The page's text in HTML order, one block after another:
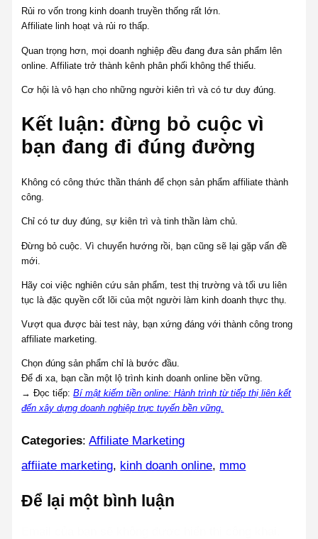
Rủi ro vốn trong kinh doanh truyền thống rất lớn.
Affiliate linh hoạt và rủi ro thấp.
Quan trọng hơn, mọi doanh nghiệp đều đang đưa sản phẩm lên
online. Affiliate trở thành kênh phân phối không thể thiếu.
Cơ hội là vô hạn cho những người kiên trì và có tư duy đúng.
Kết luận: đừng bỏ cuộc vì
bạn đang đi đúng đường
Không có công thức thần thánh để chọn sản phẩm affiliate thành
công.
Chỉ có tư duy đúng, sự kiên trì và tinh thần làm chủ.
Đừng bỏ cuộc. Vì chuyển hướng rồi, bạn cũng sẽ lại gặp vấn đề
mới.
Hãy coi việc nghiên cứu sản phẩm, test thị trường và tối ưu liên
tục là đặc quyền cốt lõi của một người làm kinh doanh thực thụ.
Vượt qua được bài test này, bạn xứng đáng với thành công trong
affiliate marketing.
Chọn đúng sản phẩm chỉ là bước đầu.
Để đi xa, bạn cần một lộ trình kinh doanh online bền vững.
→ Đọc tiếp:Bí mật kiếm tiền online: Hành trình từ tiếp thị liên kết
đến xây dựng doanh nghiệp trực tuyến bền vững.
Categories:Affiliate Marketing
affiiate marketing, kinh doanh online, mmo
Để lại một bình luận